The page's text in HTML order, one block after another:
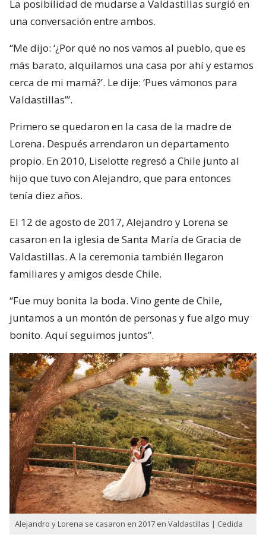
La posibilidad de mudarse a Valdastillas surgió en
una conversación entre ambos.
“Me dijo: ‘¿Por qué no nos vamos al pueblo, que es
más barato, alquilamos una casa por ahí y estamos
cerca de mi mamá?’. Le dije: ‘Pues vámonos para
Valdastillas’”.
Primero se quedaron en la casa de la madre de
Lorena. Después arrendaron un departamento
propio. En 2010, Liselotte regresó a Chile junto al
hijo que tuvo con Alejandro, que para entonces
tenía diez años.
El 12 de agosto de 2017, Alejandro y Lorena se
casaron en la iglesia de Santa María de Gracia de
Valdastillas. A la ceremonia también llegaron
familiares y amigos desde Chile.
“Fue muy bonita la boda. Vino gente de Chile,
juntamos a un montón de personas y fue algo muy
bonito. Aquí seguimos juntos”.
Alejandro y Lorena se casaron en 2017 en Valdastillas | Cedida